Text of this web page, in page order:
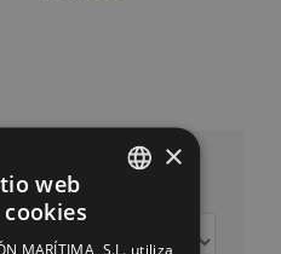
×
web
MARÍTIMA, S.L. utiliza